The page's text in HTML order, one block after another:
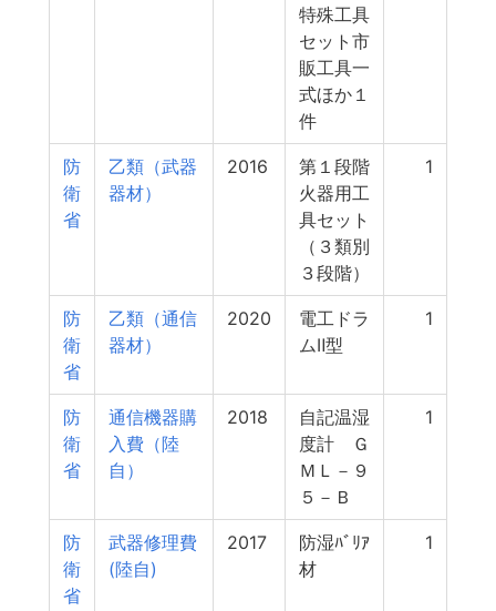
特殊工具
セット市
販工具一
式ほか１
件
防
衛
省
乙類（武器
器材）
2016
第１段階
火器用工
具セット
（３類別
３段階）
1
防
衛
省
乙類（通信
器材）
2020
電工ドラ
ムⅡ型
1
防
衛
省
通信機器購
入費（陸
自）
2018
自記温湿
度計 Ｇ
ＭＬ－９
５－Ｂ
1
防
衛
省
武器修理費
(陸自)
2017
防湿ﾊﾞﾘｱ
材
1